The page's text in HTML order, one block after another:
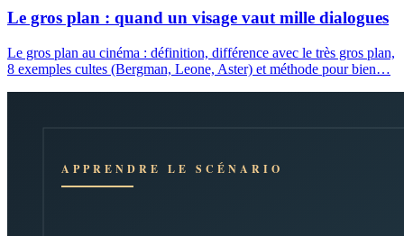
Le gros plan : quand un visage vaut mille dialogues
Le gros plan au cinéma : définition, différence avec le très gros plan,
8 exemples cultes (Bergman, Leone, Aster) et méthode pour bien…